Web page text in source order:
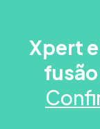
Xpert
fusão